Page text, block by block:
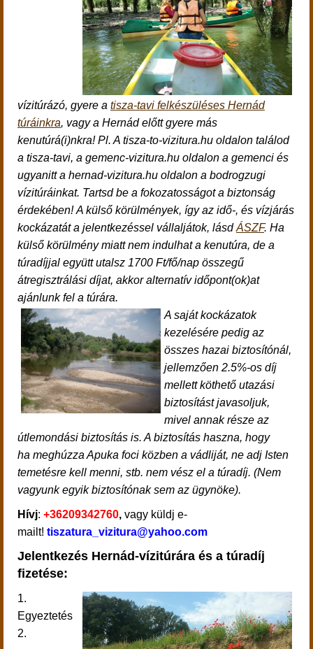
vízitúrázó, gyere a tisza-tavi felkészüléses Hernád
túráinkra, vagya Hernád előtt gyere más
kenutúrá(i)nkra! Pl. A tisza-to-vizitura.hu oldalon találod
a tisza-tavi, a gemenc-vizitura.hu oldalon a gemenci és
ugyanitt a hernad-vizitura.hu oldalon a bodrogzugi
vízitúráinkat. Tartsd be a fokozatosságot a biztonság
érdekében!A külső körülmények, így az idő-, és vízjárás
kockázatát a jelentkezéssel vállaljátok, lásdÁSZF. Ha
külső körülmény miatt nem indulhat a kenutúra, de a
túradíjjal együtt utalsz 1700 Ft/fő/nap összegű
átregisztrálási díjat, akkor alternatív időpont(ok)at
ajánlunk fel a túrára.
A saját kockázatok
kezelésére pedig az
összes hazai biztosítónál,
jellemzően 2.5%-os díj
mellett köthető utazási
biztosítást javasoljuk,
mivel annak része az
útlemondási biztosítás is. A biztosítás haszna, hogy
ha meghúzza Apuka foci közben a vádliját, ne adj Isten
temetésre kell menni, stb. nem vész el a túradíj. (Nem
vagyunk egyik biztosítónak sem az ügynöke).
Hívj: +36209342760, vagy küldj e-
mailt! tiszatura_vizitura@yahoo.com
Jelentkezés Hernád-vízitúrára és a túradíj
fizetése:
1.
Egyeztetés
2.